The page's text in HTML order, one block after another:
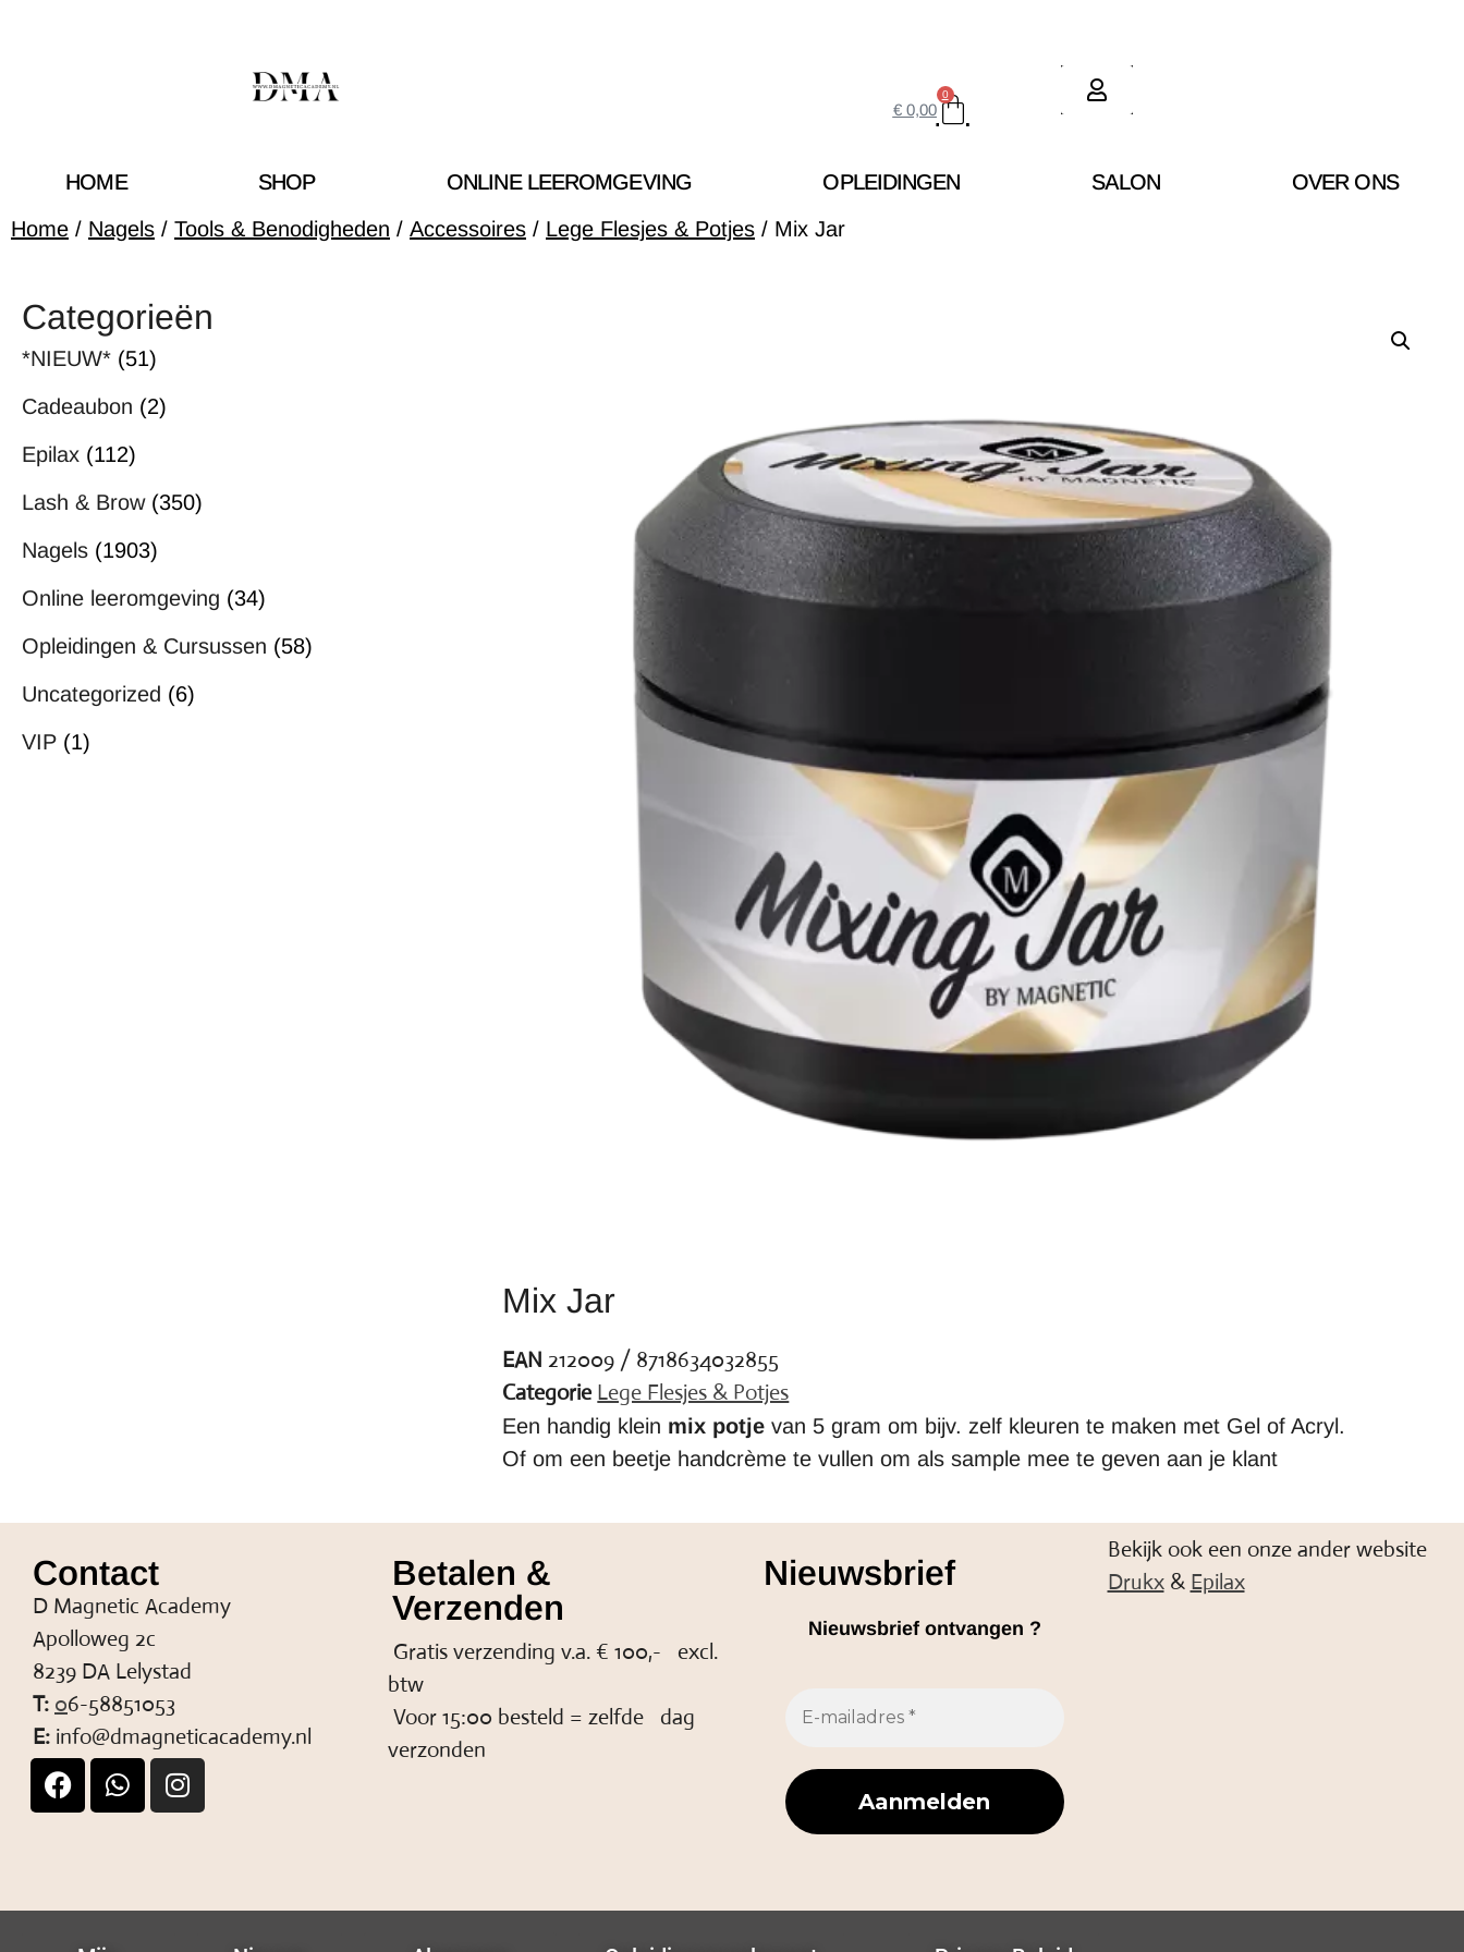
€0,00
0
HOME SHOP ONLINE LEEROMGEVING OPLEIDINGEN SALON
OVER ONS
Home / Nagels / Tools & Benodigheden / Accessoires / Lege Flesjes & Potjes / Mix Jar
Categorieën
*NIEUW* (51)
Cadeaubon (2)
Epilax (112)
Lash & Brow (350)
Nagels (1903)
Online leeromgeving (34)
Opleidingen & Cursussen (58)
Uncategorized (6)
VIP (1)
Mix Jar
EAN212009 / 8718634032855
Categorie Lege Flesjes & Potjes
Een handig klein mix potje van 5 gram om bijv. zelf kleuren te maken met Gel of Acryl.
Of om een beetje handcrème te vullen om als sample mee te geven aan je klant
Contact
D Magnetic Academy
Apolloweg 2c
8239 DA Lelystad
T: 06-58851053
E: info@dmagneticacademy.nl
Betalen &
Verzenden
Gratis verzending v.a. € 100,- excl.
btw
Voor 15:00 besteld = zelfde dag
verzonden
Nieuwsbrief
Nieuwsbrief ontvangen ?
Bekijk ook een onze ander website
Drukx& Epilax